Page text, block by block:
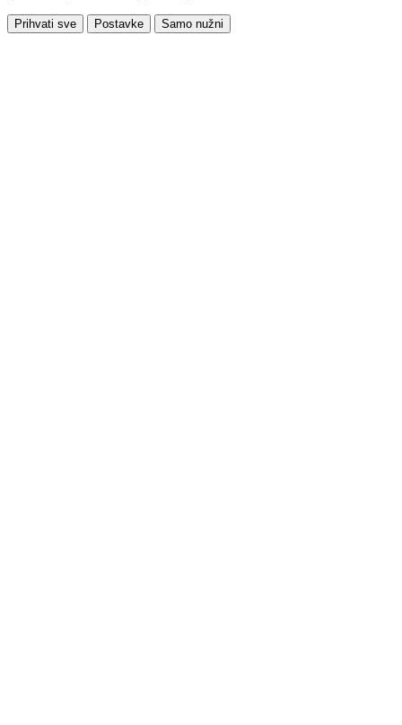
Prihvati sve Postavke Samo nužni